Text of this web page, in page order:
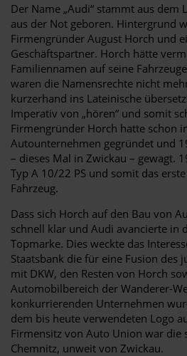
Der Name „Audi“ stammt aus dem
aus der Not geboren. Hintergrund
Firmengründer August Horch und
Geschäftspartner. Horch hätte
Familiennamen auf seine
waren die Namensrechte nicht
kurzerhand ins Lateinische
Imperativ von „hören“ und somit
Firmengründer Horch hatte schon
Autounternehmen gegründet und
– dieses Mal in Zwickau – gewagt.
Typ A 10/22 PS und somit das
Fahrzeug.
Dass sich Horch auf den Bau von
schnell klar und Audi avancierte in
Topmarke. Dies weckte das
Staatsbank die für eine Fusion des
mit DKW, den Resten von Horch
Automobilbereich der Wanderer-
konkurrierenden Unternehmen
dem bis heute verwendeten Logo
Firmensitz von Auto Union war die
Chemnitz, unweit von Zwickau.